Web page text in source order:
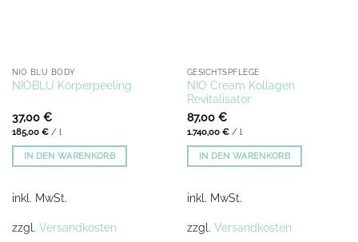
NIO BLU BODY
NIOBLU Körperpeeling
37,00 €
185,00 €/ l
IN DEN WARENKORB
inkl. MwSt.
zzgl. Versandkosten
GESICHTSPFLEGE
NIO Cream Kollagen
Revitalisator
87,00 €
1.740,00 €/ l
IN DEN WARENKORB
inkl. MwSt.
zzgl. Versandkosten